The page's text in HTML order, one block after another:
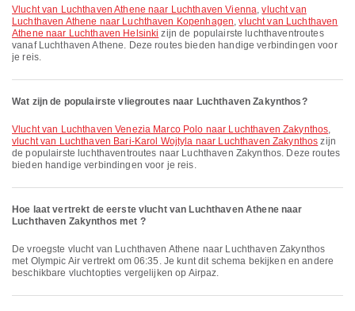
vlucht van Luchthaven Athene naar Luchthaven Vienna,vlucht van
Luchthaven Athene naar Luchthaven Kopenhagen,vlucht van Luchthaven
Athene naar Luchthaven Helsinki zijn de populairste luchthaventroutes
vanaf Luchthaven Athene. Deze routes bieden handige verbindingen voor
je reis.
Wat zijn de populairste vliegroutes naar Luchthaven Zakynthos?
vlucht van Luchthaven Venezia Marco Polo naar Luchthaven Zakynthos,
vlucht van Luchthaven Bari-Karol Wojtyla naar Luchthaven Zakynthos zijn
de populairste luchthaventroutes naar Luchthaven Zakynthos. Deze routes
bieden handige verbindingen voor je reis.
Hoe laat vertrekt de eerste vlucht van Luchthaven Athene naar
Luchthaven Zakynthos met ?
De vroegste vlucht van Luchthaven Athene naar Luchthaven Zakynthos
met Olympic Air vertrekt om 06:35. Je kunt dit schema bekijken en andere
beschikbare vluchtopties vergelijken op Airpaz.